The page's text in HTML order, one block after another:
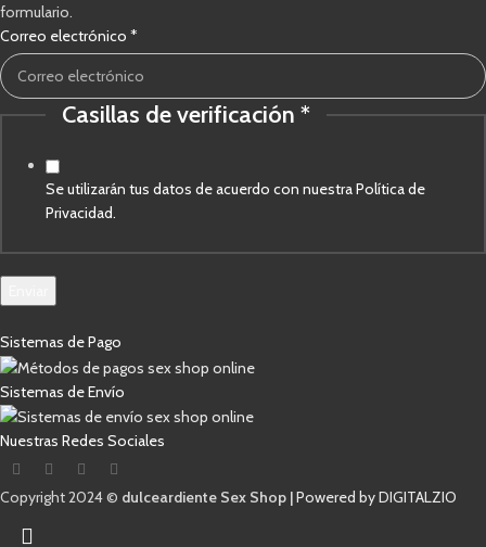
formulario.
verificación
Correo
Casillas
Correo electrónico *
Casillas de verificación *
Se utilizarán tus datos de acuerdo con nuestra Política de
Privacidad.
Sistemas de Pago
Sistemas de Envío
Nuestras Redes Sociales
Copyright 2024 © dulceardiente Sex Shop |Powered by DIGITALZIO